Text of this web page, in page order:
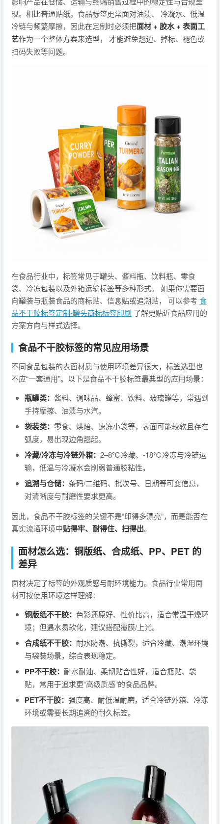
现。相比普通贴纸，食品标签更常面对油渍、 冷凝水、低温
冷链与频繁摩擦，因此在定制时必须把面材 + 胶水 + 表面工
艺作为一个整体方案来选型， 才能避免翘边、掉标、褪色或
扫码失败等问题。
在食品行业中，标签常见于罐头、酱料瓶、饮料瓶、零食
袋、冷冻包装以及外箱运输标签等多种形式。 如果你需要面
向罐装与瓶装食品的商标贴、信息贴或追溯贴， 可以参考 食
品不干胶标签定制-罐头商标标签印刷 了解更贴近食品应用的
方案方向与样式选择。
食品不干胶标签的常见应用场景
不同食品包装的表面材质与使用环境差异很大，标签选型也
不应“一套通用”。以下是食品不干胶标签最典型的应用场景：
瓶罐类： 酱料、调味品、蜂蜜、饮料、玻璃罐等，常遇到
手持摩擦、油渍与水汽。
袋装类： 零食、烘焙、速冻小袋等，表面可能较软且存在
弧度，易出现边角翘起。
冷藏/冷冻与冷链外箱： 2–8℃冷藏、-18℃冷冻与冷链运
输，低温与冷凝水会削弱普通胶粘性。
追溯与仓储： 条码/二维码、批次号、日期等可变信息，
对清晰度与耐磨性要求更高。
因此，食品不干胶标签的关键不是“印得多漂亮”，而是能否在
真实流通环境中贴得牢、耐得住、扫得出。
面材怎么选：铜版纸、合成纸、PP、PET 的
差异
面材决定了标签的外观质感与耐环境能力。食品行业常用面
材可按使用环境这样理解：
铜版纸不干胶： 色彩还原好、性价比高，适合常温干燥环
境；但遇水易软化，建议搭配覆膜/上光。
合成纸不干胶： 耐水防潮、抗撕裂，适合冷藏、潮湿环境
与袋装场景，综合表现稳定。
PP不干胶： 耐水耐油、柔韧贴合性好，适合瓶贴、袋
贴，常用于追求更“高级质感”的食品品牌。
PET不干胶： 强度高、耐低温耐磨，适合冷链外箱、冷冻
环境或需要长期追溯的耐久标签。